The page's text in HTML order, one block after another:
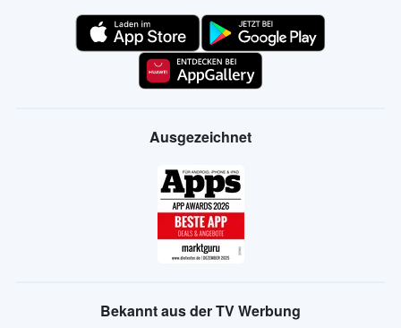
Ausgezeichnet
Bekannt aus der TV Werbung